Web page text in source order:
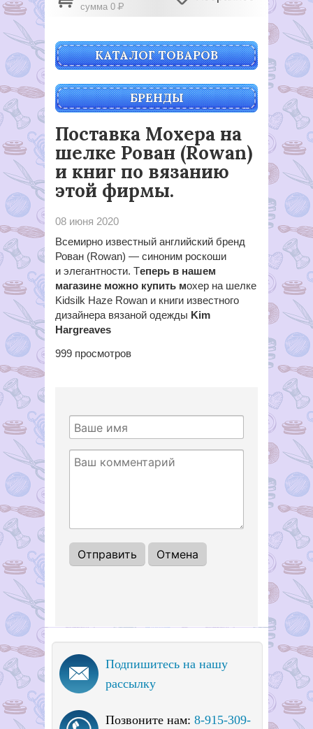
сумма 0Р
КАТАЛОГ ТОВАРОВ
БРЕНДЫ
Поставка Мохера на
шелке Рован (Rowan)
и книг по вязанию
этой фирмы.
08 июня 2020
Всемирно известный английский бренд
Рован (Rowan) — синоним роскоши
и элегантности. Теперь в нашем
магазине можно купить мохер на шелке
Kidsilk Haze Rowan и книги известного
дизайнера вязаной одежды Kim
Hargreaves
999 просмотров
Подпишитесь на нашу
рассылку
Позвоните нам: 8-915-309-